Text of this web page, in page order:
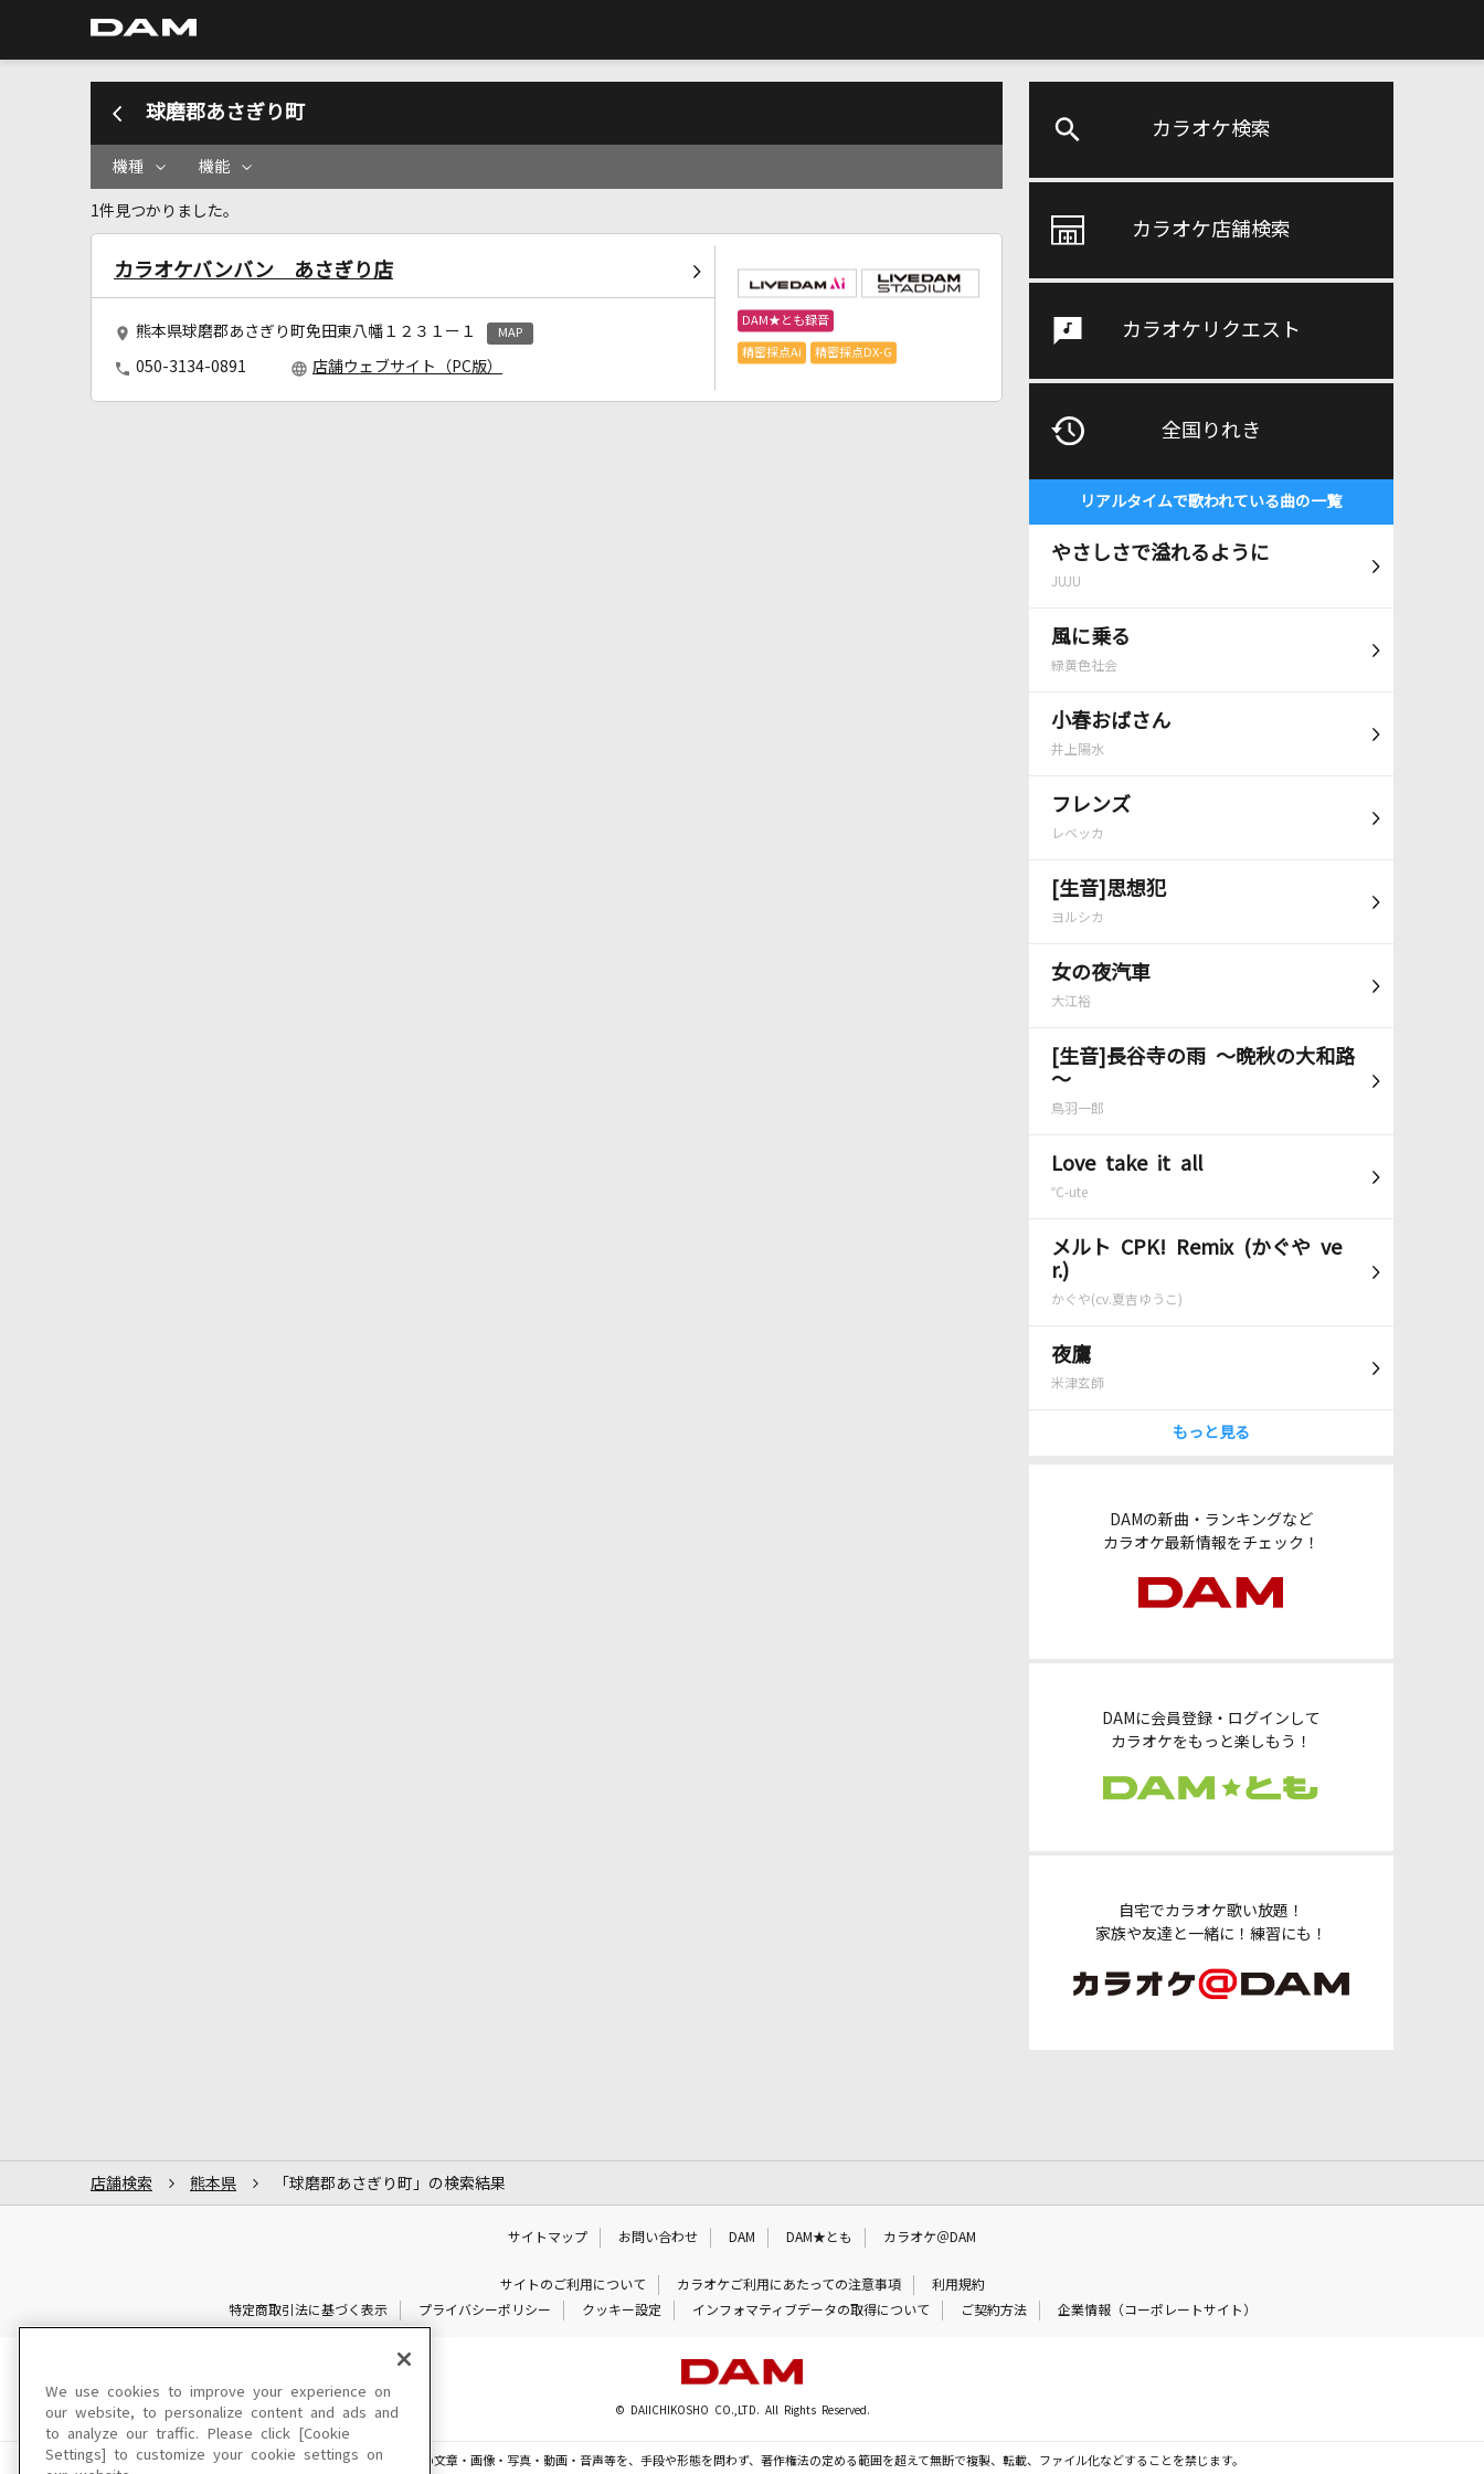
カラオケ検索
カラオケ店舗検索
カラオケリクエスト
全国りれき
リアルタイムで歌われている曲の一覧
やさしさで溢れるように
JUJU
風に乗る
緑黄色社会
小春おばさん
井上陽水
フレンズ
レベッカ
[生音]思想犯
ヨルシカ
女の夜汽車
大江裕
[生音]長谷寺の雨 ～晩秋の大和路
～
鳥羽一郎
Love take it all
℃-ute
メルト CPK! Remix (かぐや ve
r.)
かぐや(cv.夏吉ゆうこ)
夜鷹
米津玄師
もっと見る
DAMの新曲・ランキングなど
カラオケ最新情報をチェック！
DAMに会員登録・ログインして
カラオケをもっと楽しもう！
自宅でカラオケ歌い放題！
家族や友達と一緒に！練習にも！
球磨郡あさぎり町
機種 機能
1件見つかりました。
カラオケバンバン あさぎり店
熊本県球磨郡あさぎり町免田東八幡１２３１ー１ MAP
050-3134-0891 店舗ウェブサイト（PC版）
DAM★とも録音
精密採点Ai 精密採点DX-G
店舗検索 熊本県 「球磨郡あさぎり町」の検索結果
サイトマップ お問い合わせ DAM DAM★とも カラオケ＠DAM
サイトのご利用について カラオケご利用にあたっての注意事項
利用規約
特定商取引法に基づく表示
プライバシーポリシー クッキー設定 インフォマティブデータの取得について ご契約方法 企業情報（コーポレートサイト）
© DAIICHIKOSHO CO.,LTD. All Rights Reserved.
このサイトに掲載されている一切の文章・画像・写真・動画・音声等を、手段や形態を問わず、著作権法の定める範囲を超えて無断で複製、転載、ファイル化などすることを禁じます。
We use cookies to improve your experience on
our website, to personalize content and ads and
to analyze our traffic. Please click [Cookie
Settings] to customize your cookie settings on